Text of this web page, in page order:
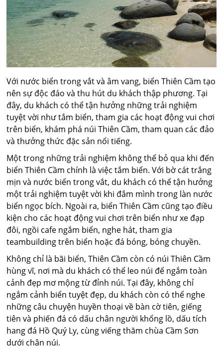
Với nước biển trong vắt và âm vang, biển Thiên Cầm tạo
nên sự độc đáo và thu hút du khách thập phương. Tại
đây, du khách có thể tận hưởng những trải nghiệm
tuyệt vời như tắm biển, tham gia các hoạt động vui chơi
trên biển, khám phá núi Thiên Cầm, tham quan các đảo
và thưởng thức đặc sản nổi tiếng.
Một trong những trải nghiệm không thể bỏ qua khi đến
biển Thiên Cầm chính là việc tắm biển. Với bờ cát trắng
mịn và nước biển trong vắt, du khách có thể tận hưởng
một trải nghiệm tuyệt vời khi đắm mình trong làn nước
biển ngọc bích. Ngoài ra, biển Thiên Cầm cũng tạo điều
kiện cho các hoạt động vui chơi trên biển như xe đạp
đôi, ngồi cafe ngắm biển, nghe hát, tham gia
teambuilding trên biển hoặc đá bóng, bóng chuyền.
Không chỉ là bãi biển, Thiên Cầm còn có núi Thiên Cầm
hùng vĩ, nơi mà du khách có thể leo núi để ngắm toàn
cảnh đẹp mơ mộng từ đỉnh núi. Tại đây, không chỉ
ngắm cảnh biển tuyệt đẹp, du khách còn có thể nghe
những câu chuyện huyền thoại về bàn cờ tiên, giếng
tiên và phiến đá có dấu chân người khổng lồ, dấu tích
hang đá Hồ Quý Ly, cùng viếng thăm chùa Cầm Sơn
dưới chân núi.